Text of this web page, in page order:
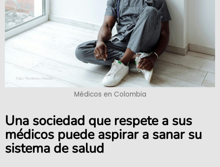
Médicos en Colombia
Una sociedad que respete a sus
médicos puede aspirar a sanar su
sistema de salud